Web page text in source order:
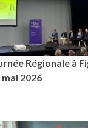
Régionale à
mai 2026